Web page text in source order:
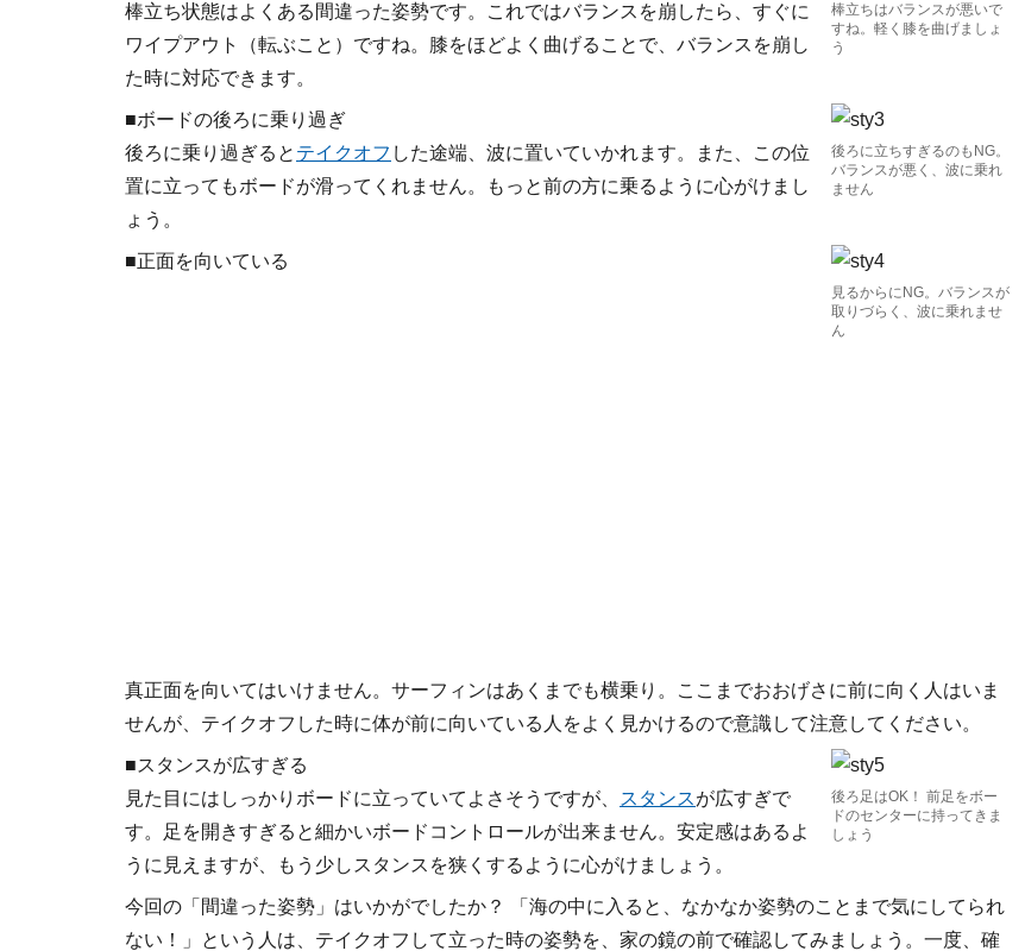
棒立ちはバランスが悪いで
すね。軽く膝を曲げましょ
う
棒立ち状態はよくある間違った姿勢です。これではバランスを崩したら、すぐに
ワイプアウト（転ぶこと）ですね。膝をほどよく曲げることで、バランスを崩し
た時に対応できます。
後ろに立ちすぎるのもNG。
バランスが悪く、波に乗れ
ません
■ボードの後ろに乗り過ぎ
後ろに乗り過ぎると テイクオフ した途端、波に置いていかれます。また、この位
置に立ってもボードが滑ってくれません。もっと前の方に乗るように心がけまし
ょう。
見るからにNG。バランスが
取りづらく、波に乗れませ
ん
■正面を向いている
真正面を向いてはいけません。サーフィンはあくまでも横乗り。ここまでおおげさに前に向く人はいま
せんが、テイクオフした時に体が前に向いている人をよく見かけるので意識して注意してください。
後ろ足はOK！ 前足をボー
ドのセンターに持ってきま
しょう
■スタンスが広すぎる
見た目にはしっかりボードに立っていてよさそうですが、
スタンスが広すぎで
す。足を開きすぎると細かいボードコントロールが出来ません。安定感はあるよ
うに見えますが、もう少しスタンスを狭くするように心がけましょう。
今回の「間違った姿勢」はいかがでしたか？ 「海の中に入ると、なかなか姿勢のことまで気にしてられ
ない！」という人は、テイクオフして立った時の姿勢を、家の鏡の前で確認してみましょう。一度、確